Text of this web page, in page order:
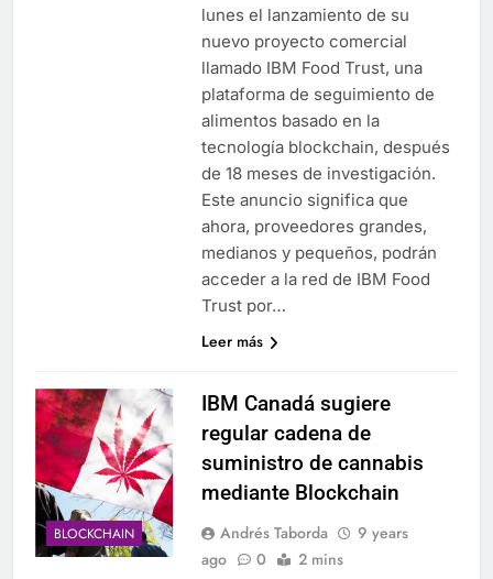
lunes el lanzamiento de su
nuevo proyecto comercial
llamado IBM Food Trust, una
plataforma de seguimiento de
alimentos basado en la
tecnología blockchain, después
de 18 meses de investigación.
Este anuncio significa que
ahora, proveedores grandes,
medianos y pequeños, podrán
acceder a la red de IBM Food
Trust por…
Leer más
BLOCKCHAIN
IBM Canadá sugiere
regular cadena de
suministro de cannabis
mediante Blockchain
Andrés Taborda
9 years
ago
0 2 mins